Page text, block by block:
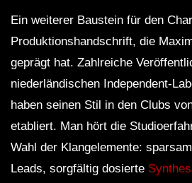
Ein weiterer Baustein für den
Produktionshandschrift, die
geprägt hat. Zahlreiche
niederländischen Independent-
haben seinen Stil in den Clubs
etabliert. Man hört die
Wahl der Klangelemente:
Leads, sorgfältig dosierte